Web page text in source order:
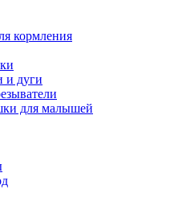
кормления
и дуги
для малышей